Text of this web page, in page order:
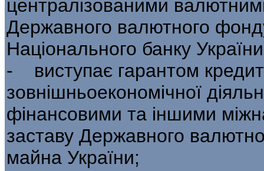
централізованими
Державного валютного
Національного банку
- виступає гарантом
зовнішньо­економічної
фінансовими та іншими
заставу Державного
майна України;